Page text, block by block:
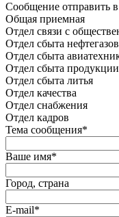
Сообщение отправить
Общая приемная
Отдел связи с
Oтдел сбыта
Отдел сбыта
Отдел сбыта
Отдел сбыта литья
Отдел качества
Oтдел снабжения
Отдел кадров
Тема сообщения*
Ваше имя*
Город, страна
E-mail*